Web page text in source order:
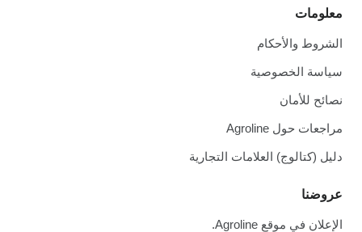
معلومات
الشروط والأحكام
سياسة الخصوصية
نصائح للأمان
مراجعات حول Agroline
دليل (كتالوج) العلامات التجارية
عروضنا
الإعلان في موقع Agroline.